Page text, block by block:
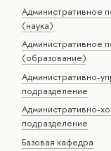
Административное
(наука)
Административное
(образование)
Административно-
подразделение
Административно-
подразделение
Базовая кафедра